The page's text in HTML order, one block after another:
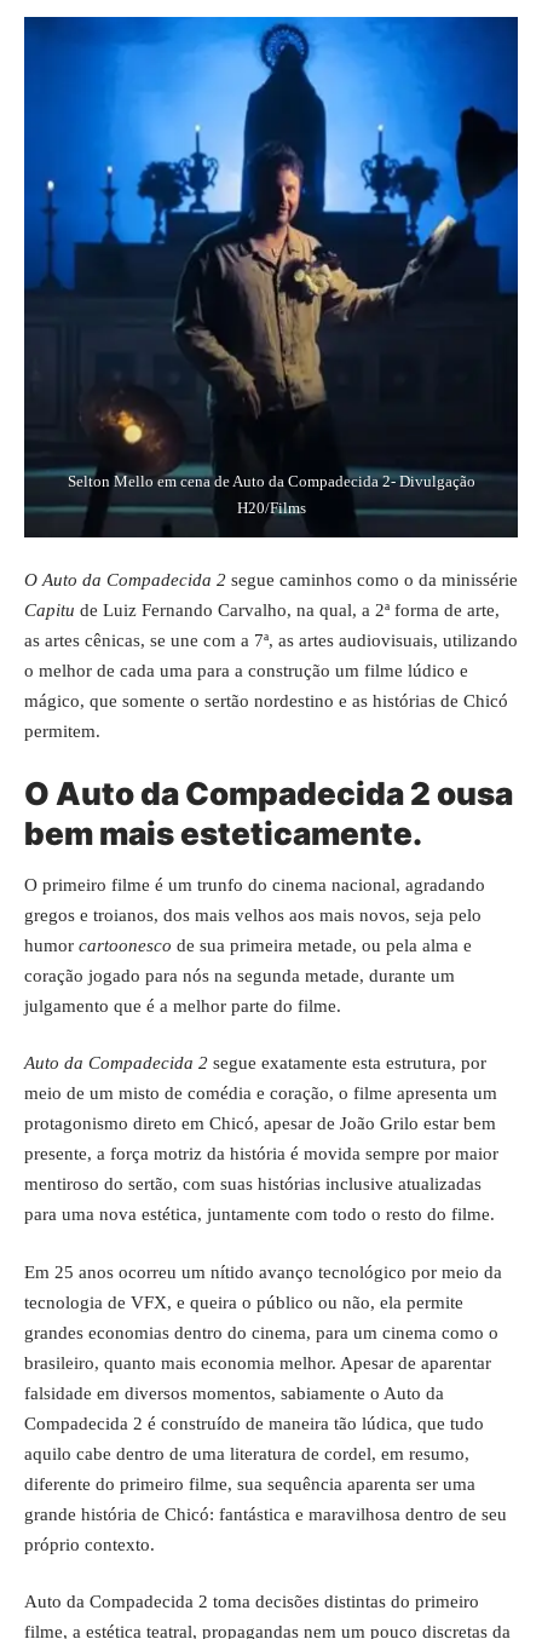
Selton Mello em cena de Auto da Compadecida 2- Divulgação
H20/Films
O Auto da Compadecida 2 segue caminhos como o da minissérie
Capitu de Luiz Fernando Carvalho, na qual, a 2ª forma de arte,
as artes cênicas, se une com a 7ª, as artes audiovisuais, utilizando
o melhor de cada uma para a construção um filme lúdico e
mágico, que somente o sertão nordestino e as histórias de Chicó
permitem.
O Auto da Compadecida 2 ousa
bem mais esteticamente.
O primeiro filme é um trunfo do cinema nacional, agradando
gregos e troianos, dos mais velhos aos mais novos, seja pelo
humor cartoonesco de sua primeira metade, ou pela alma e
coração jogado para nós na segunda metade, durante um
julgamento que é a melhor parte do filme.
Auto da Compadecida 2 segue exatamente esta estrutura, por
meio de um misto de comédia e coração, o filme apresenta um
protagonismo direto em Chicó, apesar de João Grilo estar bem
presente, a força motriz da história é movida sempre por maior
mentiroso do sertão, com suas histórias inclusive atualizadas
para uma nova estética, juntamente com todo o resto do filme.
Em 25 anos ocorreu um nítido avanço tecnológico por meio da
tecnologia de VFX, e queira o público ou não, ela permite
grandes economias dentro do cinema, para um cinema como o
brasileiro, quanto mais economia melhor. Apesar de aparentar
falsidade em diversos momentos, sabiamente o Auto da
Compadecida 2 é construído de maneira tão lúdica, que tudo
aquilo cabe dentro de uma literatura de cordel, em resumo,
diferente do primeiro filme, sua sequência aparenta ser uma
grande história de Chicó: fantástica e maravilhosa dentro de seu
próprio contexto.
Auto da Compadecida 2 toma decisões distintas do primeiro
filme, a estética teatral, propagandas nem um pouco discretas da